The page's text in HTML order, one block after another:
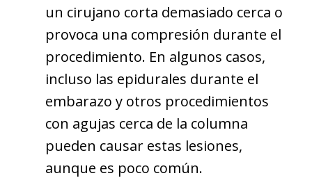
un cirujano corta demasiado cerca o
provoca una compresión durante el
procedimiento. En algunos casos,
incluso las epidurales durante el
embarazo y otros procedimientos
con agujas cerca de la columna
pueden causar estas lesiones,
aunque es poco común.